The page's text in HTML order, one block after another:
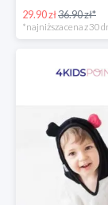
29.90 zł36.90 zł*